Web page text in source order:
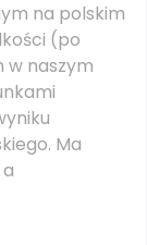
na polskim
(po
w naszym
Ma